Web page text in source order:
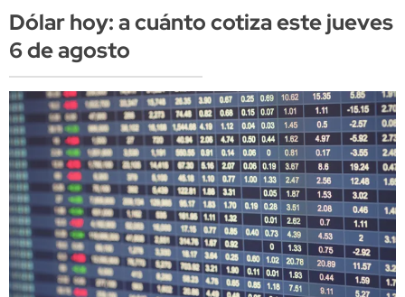
Dólar hoy: a cuánto cotiza este jueves
6 de agosto